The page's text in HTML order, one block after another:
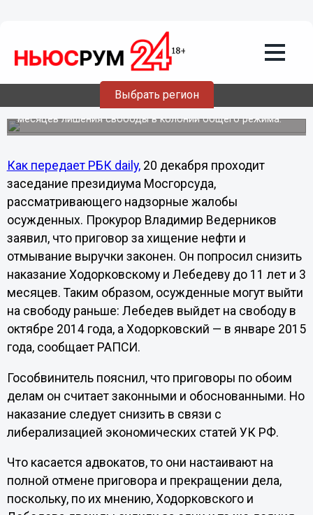
Выбрать регион
Прокурор попросил суд о
снисхождении к Михаилу
Ходорковскому
Прокурор просит снизить наказание бывшему владельцу
ЮКОСа Михаилу Ходорковскому и экс-главе МФО
«Менатеп» Платону Лебедеву с 13 лет до 11 лет и 3
месяцев лишения свободы в колонии общего режима.
Как передает РБК daily,20 декабря проходит
заседание президиума Мосгорсуда,
рассматривающего надзорные жалобы
осужденных. Прокурор Владимир Ведерников
заявил, что приговор за хищение нефти и
отмывание выручки законен. Он попросил снизить
наказание Ходорковскому и Лебедеву до 11 лет и 3
месяцев. Таким образом, осужденные могут выйти
на свободу раньше: Лебедев выйдет на свободу в
октябре 2014 года, а Ходорковский — в январе 2015
года, сообщает РАПСИ.
Гособвинитель пояснил, что приговоры по обоим
делам он считает законными и обоснованными. Но
наказание следует снизить в связи с
либерализацией экономических статей УК РФ.
Что касается адвокатов, то они настаивают на
полной отмене приговора и прекращении дела,
поскольку, по их мнению, Ходорковского и